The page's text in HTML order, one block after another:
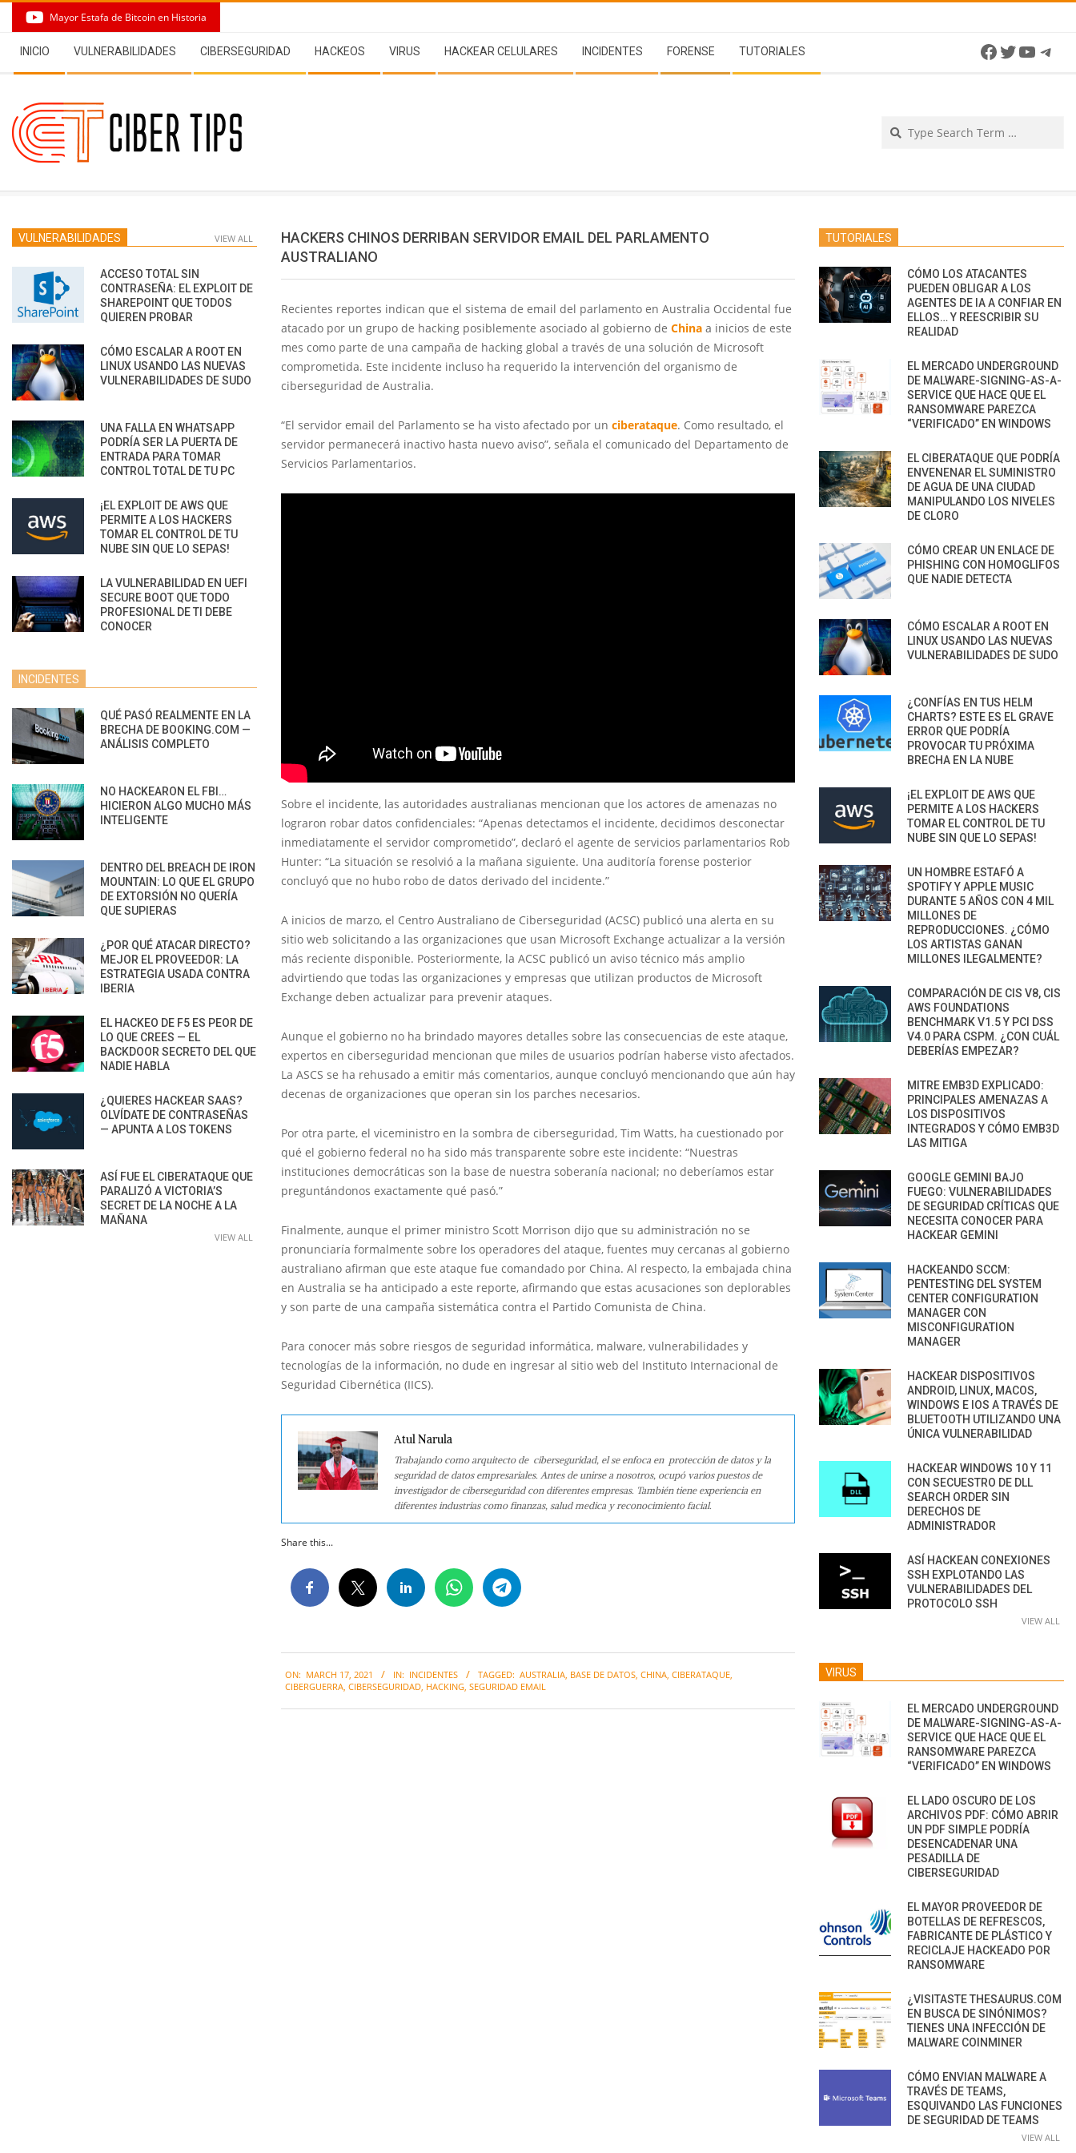
content
Mayor Estafa de Bitcoin en Historia
Navigation
Menu
INICIO VULNERABILIDADES CIBERSEGURIDAD HACKEOS VIRUS HACKEAR CELULARES INCIDENTES FORENSE TUTORIALES Facebook
Twitter
HACKERS CHINOS DERRIBAN SERVIDOR EMAIL DEL PARLAMENTO
AUSTRALIANO
Recientes reportes indican que el sistema de email del parlamento en Australia Occidental fue
atacado por un grupo de hacking posiblemente asociado al gobierno de China a inicios de este
mes como parte de una campaña de hacking global a través de una solución de Microsoft
comprometida. Este incidente incluso ha requerido la intervención del organismo de
ciberseguridad de Australia.
“El servidor email del Parlamento se ha visto afectado por un ciberataque. Como resultado, el
servidor permanecerá inactivo hasta nuevo aviso”, señala el comunicado del Departamento de
Servicios Parlamentarios.
Sobre el incidente, las autoridades australianas mencionan que los actores de amenazas no
lograron robar datos confidenciales: “Apenas detectamos el incidente, decidimos desconectar
inmediatamente el servidor comprometido”, declaró el agente de servicios parlamentarios Rob
Hunter: “La situación se resolvió a la mañana siguiente. Una auditoría forense posterior
concluyó que no hubo robo de datos derivado del incidente.”
A inicios de marzo, el Centro Australiano de Ciberseguridad (ACSC) publicó una alerta en su
sitio web solicitando a las organizaciones que usan Microsoft Exchange actualizar a la versión
más reciente disponible. Posteriormente, la ACSC publicó un aviso técnico más amplio
advirtiendo que todas las organizaciones y empresas que utilizan productos de Microsoft
Exchange deben actualizar para prevenir ataques.
Aunque el gobierno no ha brindado mayores detalles sobre las consecuencias de este ataque,
expertos en ciberseguridad mencionan que miles de usuarios podrían haberse visto afectados.
La ASCS se ha rehusado a emitir más comentarios, aunque concluyó mencionando que aún hay
decenas de organizaciones que operan sin los parches necesarios.
Por otra parte, el viceministro en la sombra de ciberseguridad, Tim Watts, ha cuestionado por
qué el gobierno federal no ha sido más transparente sobre este incidente: “Nuestras
instituciones democráticas son la base de nuestra soberanía nacional; no deberíamos estar
preguntándonos exactamente qué pasó.”
Finalmente, aunque el primer ministro Scott Morrison dijo que su administración no se
pronunciaría formalmente sobre los operadores del ataque, fuentes muy cercanas al gobierno
australiano afirman que este ataque fue comandado por China. Al respecto, la embajada china
en Australia se ha anticipado a este reporte, afirmando que estas acusaciones son deplorables
y son parte de una campaña sistemática contra el Partido Comunista de China.
Para conocer más sobre riesgos de seguridad informática, malware, vulnerabilidades y
tecnologías de la información, no dude en ingresar al sitio web del Instituto Internacional de
Seguridad Cibernética (IICS).
Atul Narula
Trabajando como arquitecto de ciberseguridad, el se enfoca en protección de datos y la
seguridad de datos empresariales. Antes de unirse a nosotros, ocupó varios puestos de
investigador de ciberseguridad con diferentes empresas. También tiene experiencia en
diferentes industrias como finanzas, salud medica y reconocimiento facial.
Share this...
03-
ON: MARCH 17, 2021 IN: INCIDENTES TAGGED: AUSTRALIA, BASE DE DATOS, CHINA, CIBERATAQUE,
CIBERGUERRA, CIBERSEGURIDAD, HACKING, SEGURIDAD EMAIL
VULNERABILIDADES VIEW ALL
ACCESO TOTAL SIN
CONTRASEÑA: EL EXPLOIT DE
SHAREPOINT QUE TODOS
QUIEREN PROBAR
CÓMO ESCALAR A ROOT EN
LINUX USANDO LAS NUEVAS
VULNERABILIDADES DE SUDO
UNA FALLA EN WHATSAPP
PODRÍA SER LA PUERTA DE
ENTRADA PARA TOMAR
CONTROL TOTAL DE TU PC
¡EL EXPLOIT DE AWS QUE
PERMITE A LOS HACKERS
TOMAR EL CONTROL DE TU
NUBE SIN QUE LO SEPAS!
LA VULNERABILIDAD EN UEFI
SECURE BOOT QUE TODO
PROFESIONAL DE TI DEBE
CONOCER
INCIDENTES
QUÉ PASÓ REALMENTE EN LA
BRECHA DE BOOKING.COM —
ANÁLISIS COMPLETO
NO HACKEARON EL FBI…
HICIERON ALGO MUCHO MÁS
INTELIGENTE
DENTRO DEL BREACH DE IRON
MOUNTAIN: LO QUE EL GRUPO
DE EXTORSIÓN NO QUERÍA
QUE SUPIERAS
¿POR QUÉ ATACAR DIRECTO?
MEJOR EL PROVEEDOR: LA
ESTRATEGIA USADA CONTRA
IBERIA
EL HACKEO DE F5 ES PEOR DE
LO QUE CREES — EL
BACKDOOR SECRETO DEL QUE
NADIE HABLA
¿QUIERES HACKEAR SAAS?
OLVÍDATE DE CONTRASEÑAS
— APUNTA A LOS TOKENS
ASÍ FUE EL CIBERATAQUE QUE
PARALIZÓ A VICTORIA’S
SECRET DE LA NOCHE A LA
MAÑANA
VIEW ALL
TUTORIALES
CÓMO LOS ATACANTES
PUEDEN OBLIGAR A LOS
AGENTES DE IA A CONFIAR EN
ELLOS… Y REESCRIBIR SU
REALIDAD
EL MERCADO UNDERGROUND
DE MALWARE-SIGNING-AS-A-
SERVICE QUE HACE QUE EL
RANSOMWARE PAREZCA
“VERIFICADO” EN WINDOWS
EL CIBERATAQUE QUE PODRÍA
ENVENENAR EL SUMINISTRO
DE AGUA DE UNA CIUDAD
MANIPULANDO LOS NIVELES
DE CLORO
CÓMO CREAR UN ENLACE DE
PHISHING CON HOMOGLIFOS
QUE NADIE DETECTA
CÓMO ESCALAR A ROOT EN
LINUX USANDO LAS NUEVAS
VULNERABILIDADES DE SUDO
¿CONFÍAS EN TUS HELM
CHARTS? ESTE ES EL GRAVE
ERROR QUE PODRÍA
PROVOCAR TU PRÓXIMA
BRECHA EN LA NUBE
¡EL EXPLOIT DE AWS QUE
PERMITE A LOS HACKERS
TOMAR EL CONTROL DE TU
NUBE SIN QUE LO SEPAS!
UN HOMBRE ESTAFÓ A
SPOTIFY Y APPLE MUSIC
DURANTE 5 AÑOS CON 4 MIL
MILLONES DE
REPRODUCCIONES. ¿CÓMO
LOS ARTISTAS GANAN
MILLONES ILEGALMENTE?
COMPARACIÓN DE CIS V8, CIS
AWS FOUNDATIONS
BENCHMARK V1.5 Y PCI DSS
V4.0 PARA CSPM. ¿CON CUÁL
DEBERÍAS EMPEZAR?
MITRE EMB3D EXPLICADO:
PRINCIPALES AMENAZAS A
LOS DISPOSITIVOS
INTEGRADOS Y CÓMO EMB3D
LAS MITIGA
GOOGLE GEMINI BAJO
FUEGO: VULNERABILIDADES
DE SEGURIDAD CRÍTICAS QUE
NECESITA CONOCER PARA
HACKEAR GEMINI
HACKEANDO SCCM:
PENTESTING DEL SYSTEM
CENTER CONFIGURATION
MANAGER CON
MISCONFIGURATION
MANAGER
HACKEAR DISPOSITIVOS
ANDROID, LINUX, MACOS,
WINDOWS E IOS A TRAVÉS DE
BLUETOOTH UTILIZANDO UNA
ÚNICA VULNERABILIDAD
HACKEAR WINDOWS 10 Y 11
CON SECUESTRO DE DLL
SEARCH ORDER SIN
DERECHOS DE
ADMINISTRADOR
ASÍ HACKEAN CONEXIONES
SSH EXPLOTANDO LAS
VULNERABILIDADES DEL
PROTOCOLO SSH
VIEW ALL
VIRUS
EL MERCADO UNDERGROUND
DE MALWARE-SIGNING-AS-A-
SERVICE QUE HACE QUE EL
RANSOMWARE PAREZCA
“VERIFICADO” EN WINDOWS
EL LADO OSCURO DE LOS
ARCHIVOS PDF: CÓMO ABRIR
UN PDF SIMPLE PODRÍA
DESENCADENAR UNA
PESADILLA DE
CIBERSEGURIDAD
EL MAYOR PROVEEDOR DE
BOTELLAS DE REFRESCOS,
FABRICANTE DE PLÁSTICO Y
RECICLAJE HACKEADO POR
RANSOMWARE
¿VISITASTE THESAURUS.COM
EN BUSCA DE SINÓNIMOS?
TIENES UNA INFECCIÓN DE
MALWARE COINMINER
CÓMO ENVIAN MALWARE A
TRAVÉS DE TEAMS,
ESQUIVANDO LAS FUNCIONES
DE SEGURIDAD DE TEAMS
VIEW ALL